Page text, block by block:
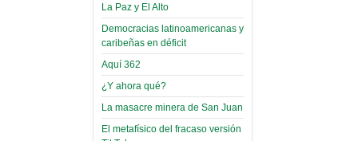
Docentes y estudiantes de
Trabajo Social de la UMSA
elegirán directora
Viernes, 14 Octubre 2022
Leer Más...
“Tuna Femenina San Andrés”
toca y canta con coraje
Miércoles, 14 Septiembre 2022
El Infamatorio
Miércoles, 09 Diciembre 2020
Read more...
Interpretación
de un álbum de
narco-fotos
(Miscelánea
La Paz y El Alto
Democracias latinoamericanas y
caribeñas en déficit
Aquí 362
¿Y ahora qué?
La masacre minera de San Juan
El metafísico del fracaso versión